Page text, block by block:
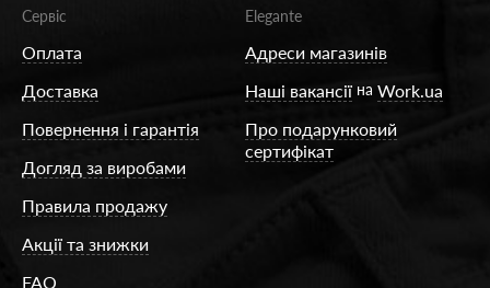
Сервіс
Оплата
Доставка
Повернення і гарантія
Догляд за виробами
Правила продажу
Акції та знижки
FAQ
Elegante
Адреси магазинів
Наші вакансії на Work.ua
Про подарунковий
сертифікат